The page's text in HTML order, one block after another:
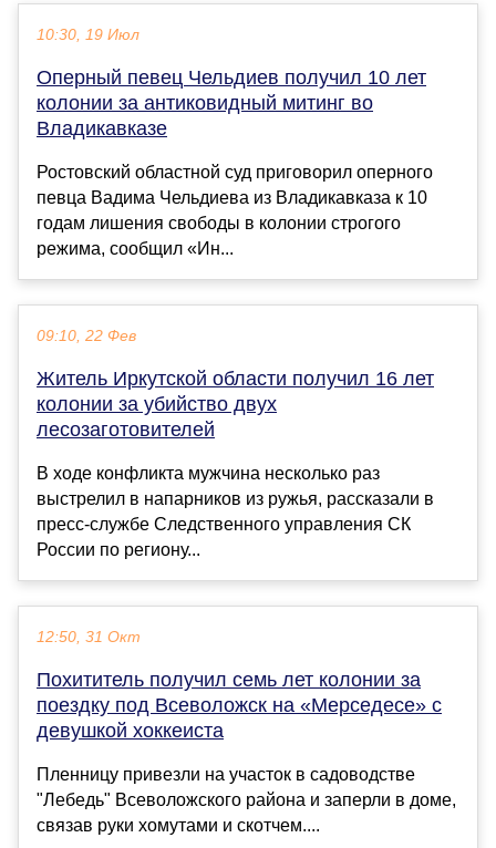
10:30, 19 Июл
Оперный певец Чельдиев получил 10 лет
колонии за антиковидный митинг во
Владикавказе
Ростовский областной суд приговорил оперного
певца Вадима Чельдиева из Владикавказа к 10
годам лишения свободы в колонии строгого
режима, сообщил «Ин...
09:10, 22 Фев
Житель Иркутской области получил 16 лет
колонии за убийство двух
лесозаготовителей
В ходе конфликта мужчина несколько раз
выстрелил в напарников из ружья, рассказали в
пресс-службе Следственного управления СК
России по региону...
12:50, 31 Окт
Похититель получил семь лет колонии за
поездку под Всеволожск на «Мерседесе» с
девушкой хоккеиста
Пленницу привезли на участок в садоводстве
"Лебедь" Всеволожского района и заперли в доме,
связав руки хомутами и скотчем....